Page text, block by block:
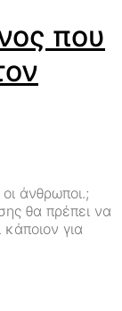
που
άνθρωποι.;
θα πρέπει να
για